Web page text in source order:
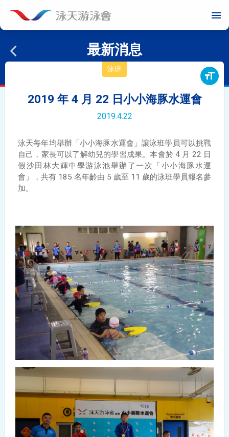
menu
最新消息
format_size
泳班
2019 年 4 月 22 日小小海豚水運會
2019.4.22
泳天每年均舉辦「小小海豚水運會」讓泳班學員可以挑戰
自己，家長可以了解幼兒的學習成果。本會於 4 月 22 日
假沙田林大輝中學游泳池舉辦了一次「小小海豚水運
會」，共有 185 名年齡由 5 歲至 11 歲的泳班學員報名參
加。